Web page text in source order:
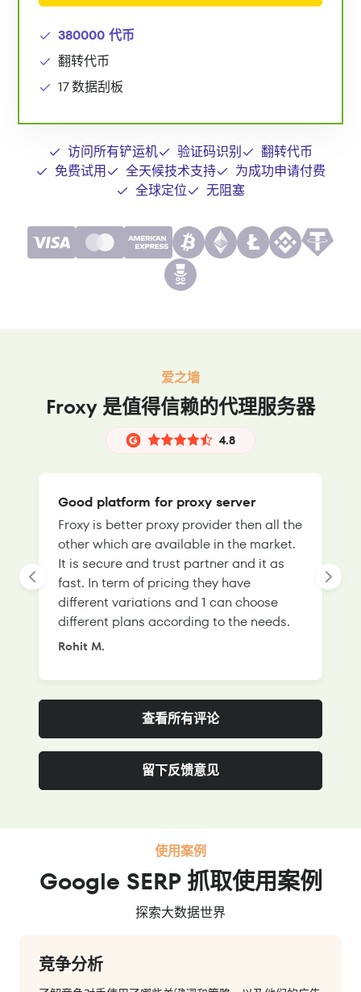
380000 代币
翻转代币
17 数据刮板
访问所有铲运机 验证码识别
翻转代币
免费试用
全天候技术支持
为成功申请付费
全球定位
无阻塞
爱之墙
Froxy 是值得信赖的代理服务器
4.8
Good platform for proxy server
Froxy is better proxy provider then all the
other which are available in the market.
It is secure and trust partner and it as
fast. In term of pricing they have
different variations and 1 can choose
different plans according to the needs.
Rohit M.
查看所有评论
留下反馈意见
使用案例
Google SERP 抓取使用案例
探索大数据世界
竞争分析